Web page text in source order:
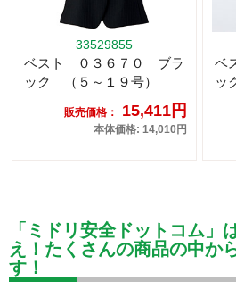
33529855
ベスト ０３６７０ ブラ
ック （５～１９号）
販売価格： 15,411円
本体価格: 14,010円
ベ
ッ
「ミドリ安全ドットコム」
え！たくさんの商品の中か
す！